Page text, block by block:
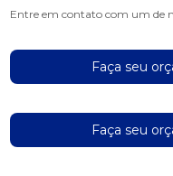
Entre em contato com um de
Faça seu
Faça seu